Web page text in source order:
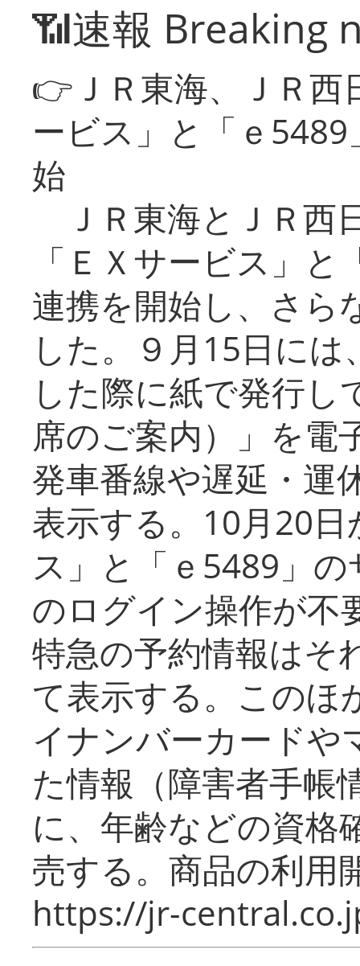
📶速報 Breaking
👉ＪＲ東海、ＪＲ
ービス」と「ｅ
始
ＪＲ東海とＪＲ西
「ＥＸサービス」
連携を開始し、さら
した。９月15日に
した際に紙で発行し
席のご案内）」を電
発車番線や遅延・運
表示する。10月20
ス」と「ｅ5489」
のログイン操作が不
特急の予約情報はそ
て表示する。このほ
イナンバーカードや
た情報（障害者手帳
に、年齢などの資格
売する。商品の利用
https://jr-